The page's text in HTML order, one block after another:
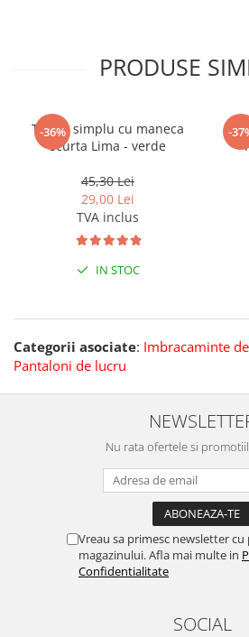
PRODUSE
-36%
Tricou simplu cu maneca
scurta Lima - verde
45,30 Lei
29,00 Lei
TVA inclus
IN STOC
-
Categorii asociate: Imbracaminte
Pantaloni de lucru
Nu rata ofertele si
Vreau sa primesc newsletter
magazinului. Afla mai multe in
Confidentialitate
SOCIAL